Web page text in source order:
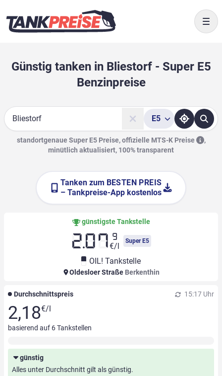
Günstig tanken in Bliestorf - Super E5
Benzinpreise
Suche
E5
standortgenaue Super E5 Preise, offizielle MTS-K Preise
,
minütlich aktualisiert, 100% transparent
Tanken zum BESTEN PREIS
– Tankpreise-App kostenlos
günstigste Tankstelle
2.07 9
€/l
Super E5
OIL! Tankstelle
Oldesloer Straße Berkenthin
Durchschnittspreis 15:17 Uhr
2,18€/l
basierend auf 6Tankstellen
günstig
Alles unter Durchschnitt gilt als günstig.